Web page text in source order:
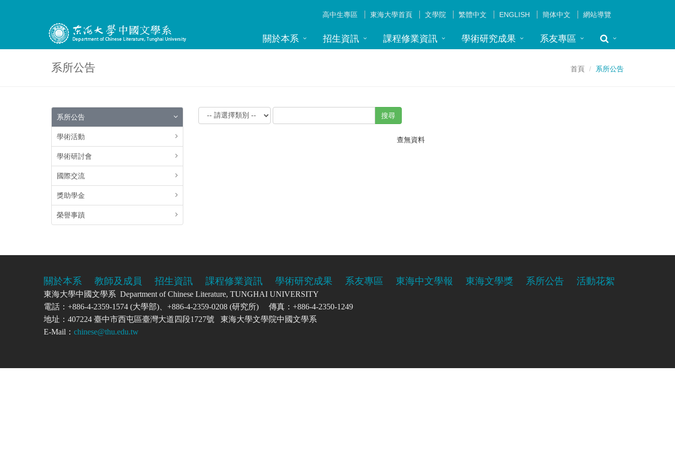
高中生專區 東海大學首頁 文學院 繁體中文 ENGLISH 簡体中文 網站導覽
關於本系 招生資訊 課程修業資訊 學術研究成果 系友專區
系所公告 首頁 系所公告
系所公告
學術活動
學術研討會
國際交流
獎助學金
榮譽事蹟
搜尋
查無資料
關於本系 教師及成員 招生資訊 課程修業資訊 學術研究成果 系友專區 東海中文學報 東海文學獎 系所公告 活動花絮
東海大學中國文學系 Department of Chinese Literature, TUNGHAI UNIVERSITY
電話：+886-4-2359-1574 (大學部)、+886-4-2359-0208 (研究所) 傳真：+886-4-2350-1249
地址：407224 臺中市西屯區臺灣大道四段1727號 東海大學文學院中國文學系
E-Mail： chinese@thu.edu.tw